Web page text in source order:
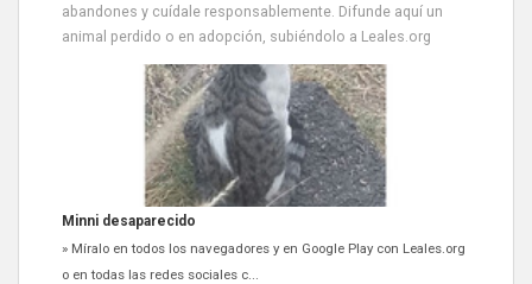
abandones y cuídale responsablemente. Difunde aquí un
animal perdido o en adopción, subiéndolo a Leales.org
Siami Perdida
Se llama Siami,es hembra de 4 años,esterilizada con marca de
oreja,cariñosa,mimosa pero miedosa,e...